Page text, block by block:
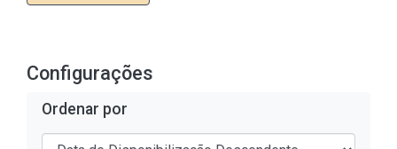
Configurações
Ordenar por